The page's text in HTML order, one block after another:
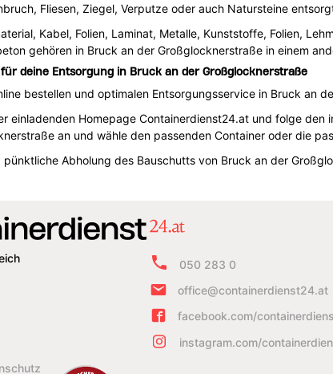
Fliesen, Ziegel, Verputze oder auch Natursteine
Kabel, Folien, Laminat, Metalle, Kunststoffe, Folien,
gehören in Bruck an der Großglocknerstraße in einem
deine Entsorgung in Bruck an der Großglocknerstraße
bestellen und optimalen Entsorgungsservice in Bruck an
einladenden Homepage Containerdienst24.at und folge
an und wähle den passenden Container oder die
pünktliche Abholung des Bauschutts von Bruck an der
050 283 0
office@containerdienst24.at
facebook.com/
instagram.com/